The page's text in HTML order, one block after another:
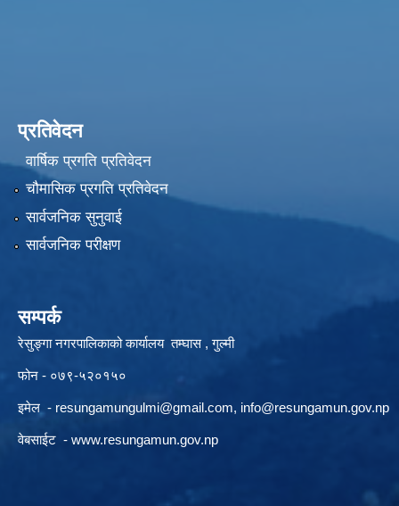
प्रतिवेदन
वार्षिक प्रगति प्रतिवेदन
चौमासिक प्रगति प्रतिवेदन
सार्वजनिक सुनुवाई
सार्वजनिक परीक्षण
सम्पर्क
रेसुङ्गा नगरपालिकाको कार्यालय तम्घास , गुल्मी
फोन - ०७९-५२०१५०
इमेल - resungamungulmi@gmail.com, info@resungamun.gov.np
वेबसाईट - www.resungamun.gov.np